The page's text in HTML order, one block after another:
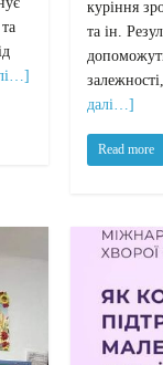
куріння
та ін.
далі…]
Read more